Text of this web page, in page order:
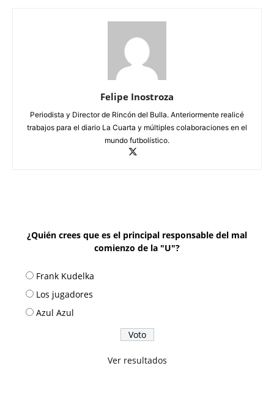
Felipe Inostroza
Periodista y Director de Rincón del Bulla. Anteriormente realicé
trabajos para el diario La Cuarta y múltiples colaboraciones en el
mundo futbolístico.
¿Quién crees que es el principal responsable del mal
comienzo de la "U"?
Frank Kudelka
Los jugadores
Azul Azul
Ver resultados